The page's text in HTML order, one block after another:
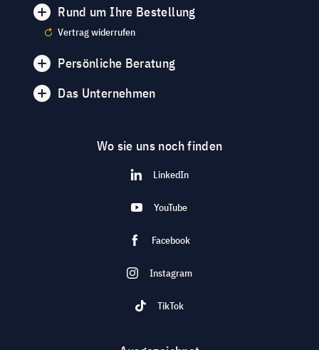
Rund um Ihre Bestellung
Vertrag widerrufen
Persönliche Beratung
Das Unternehmen
Wo sie uns noch finden
LinkedIn
YouTube
Facebook
Instagram
TikTok